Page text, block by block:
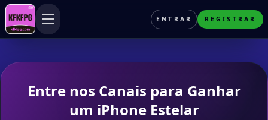
Menu ENTRAR REGISTRAR
Entre nos Canais para Ganhar
um iPhone Estelar